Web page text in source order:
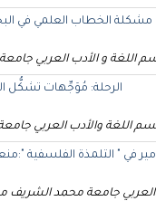
مشكلة الخطاب العلمي في
اللغة و الأدب العربي جامعة
الرحلة: مُوَجِّهات تشكُّل
اللغة والأدب العربي
في " التلمذة الفلسفية
جامعة محمد الشريف